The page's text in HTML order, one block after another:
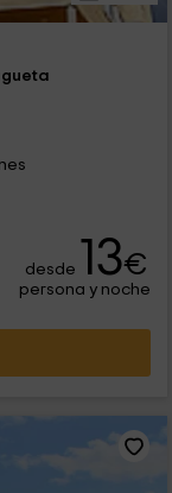
desde 13€
persona y noche